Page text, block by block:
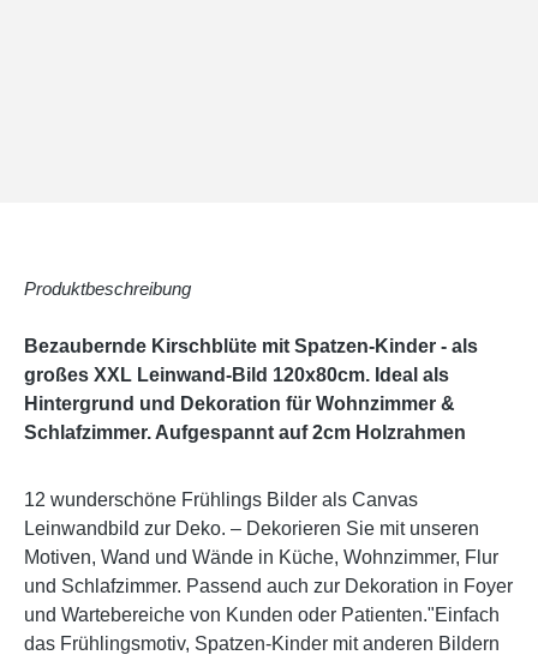
Produktbeschreibung
Bezaubernde Kirschblüte mit Spatzen-Kinder - als
großes XXL Leinwand-Bild 120x80cm. Ideal als
Hintergrund und Dekoration für Wohnzimmer &
Schlafzimmer. Aufgespannt auf 2cm Holzrahmen
12 wunderschöne Frühlings Bilder als Canvas
Leinwandbild zur Deko. – Dekorieren Sie mit unseren
Motiven, Wand und Wände in Küche, Wohnzimmer, Flur
und Schlafzimmer. Passend auch zur Dekoration in Foyer
und Wartebereiche von Kunden oder Patienten."Einfach
das Frühlingsmotiv, Spatzen-Kinder mit anderen Bildern